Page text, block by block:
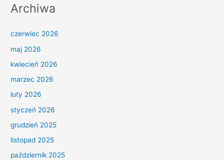
Archiwa
czerwiec 2026
maj 2026
kwiecień 2026
marzec 2026
luty 2026
styczeń 2026
grudzień 2025
listopad 2025
październik 2025